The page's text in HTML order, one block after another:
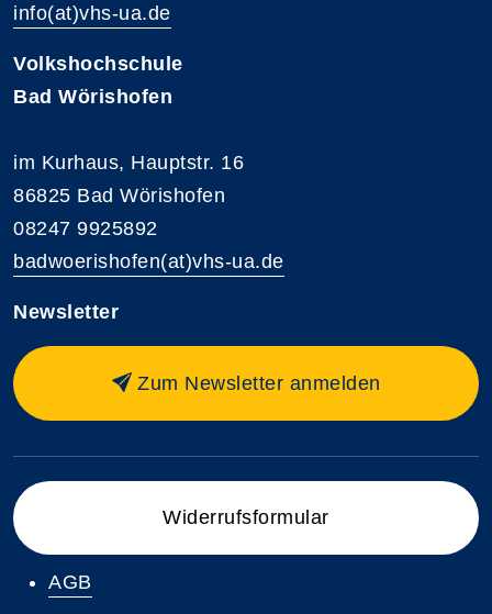
info(at)vhs-ua.de
Volkshochschule
Bad Wörishofen
im Kurhaus, Hauptstr. 16
86825 Bad Wörishofen
08247 9925892
badwoerishofen(at)vhs-ua.de
Newsletter
Zum Newsletter anmelden
Widerrufsformular
AGB